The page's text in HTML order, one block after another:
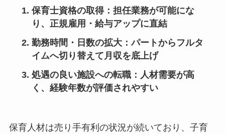
保育士資格の取得：担任業務が可能にな
り、正規雇用・給与アップに直結
勤務時間・日数の拡大：パートからフルタ
イムへ切り替えて月収を底上げ
処遇の良い施設への転職：人材需要が高
く、経験年数が評価されやすい
保育人材は売り手有利の状況が続いており、子育